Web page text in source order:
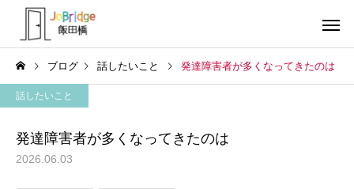
ブログ 話したいこと 発達障害者が多くなってきたのは
話したいこと
発達障害者が多くなってきたのは
2026.06.03